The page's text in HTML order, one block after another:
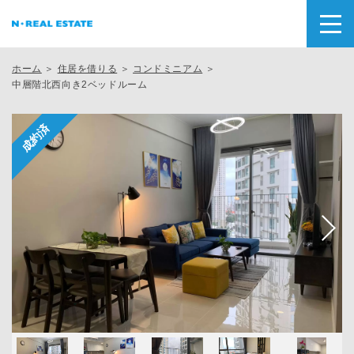
ホーム ＞ 住居を借りる ＞ コンドミニアム ＞
中層階北西向き2ベッドルーム